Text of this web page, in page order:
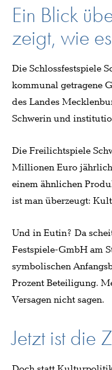
Ein Blick
zeigt, wie
Die Schlossfestspiele
kommunal getragene
des Landes
Schwerin und
Die Freilichtspiele
Millionen Euro
einem ähnlichen
ist man überzeugt:
Und in Eutin? Da
Festspiele-GmbH am
symbolischen
Prozent Beteiligung.
Versagen nicht sagen.
Jetzt ist die